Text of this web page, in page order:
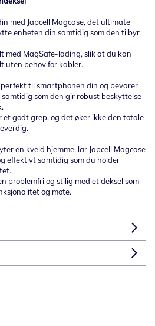
med Japcell Magcase, det ultimate
enheten din samtidig som den tilbyr
med MagSafe-lading, slik at du kan
uten behov for kabler.
til smartphonen din og bevarer
som den gir robust beskyttelse
godt grep, og det øker ikke den totale
en kveld hjemme, lar Japcell Magcase
effektivt samtidig som du holder
problemfri og stilig med et deksel som
og mote.